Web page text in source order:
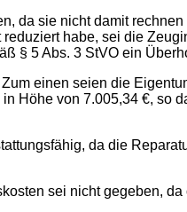
da sie nicht damit
habe, sei die
§ 5 Abs. 3 StVO ein
einen seien die
Höhe von 7.005,34 €,
da die
sei nicht gegeben,